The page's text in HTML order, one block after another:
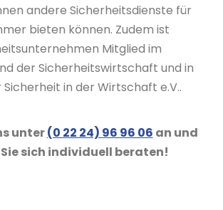
andere Sicherheitsdienste für
bieten können. Zudem ist
Mitglied im
der Sicherheitswirtschaft und in
in der Wirtschaft e.V..
unter(0 22 24) 96 96 06 an und
sich individuell beraten!